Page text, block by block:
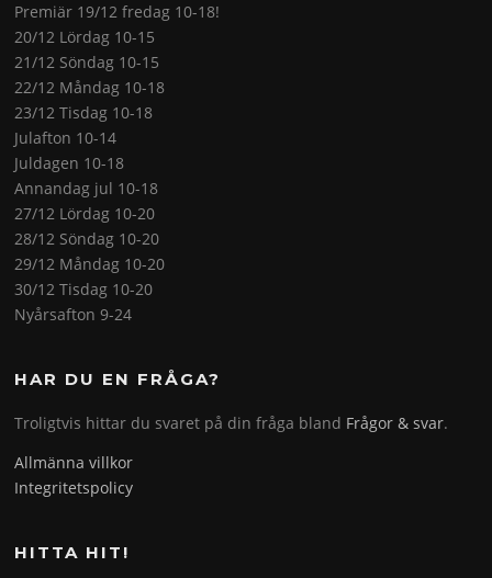
Premiär 19/12 fredag 10-18!
20/12 Lördag 10-15
21/12 Söndag 10-15
22/12 Måndag 10-18
23/12 Tisdag 10-18
Julafton 10-14
Juldagen 10-18
Annandag jul 10-18
27/12 Lördag 10-20
28/12 Söndag 10-20
29/12 Måndag 10-20
30/12 Tisdag 10-20
Nyårsafton 9-24
HAR DU EN FRÅGA?
Troligtvis hittar du svaret på din fråga bland Frågor & svar.
Allmänna villkor
Integritetspolicy
HITTA HIT!